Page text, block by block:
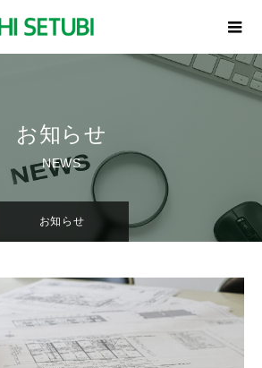
お知らせ
NEWS
お知らせ